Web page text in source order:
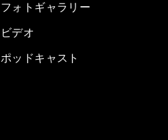
フォトギャラリー
ビデオ
ポッドキャスト